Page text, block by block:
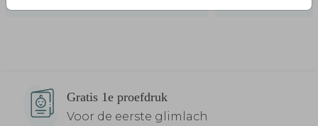
Gratis 1e proefdruk
Voor de eerste glimlach